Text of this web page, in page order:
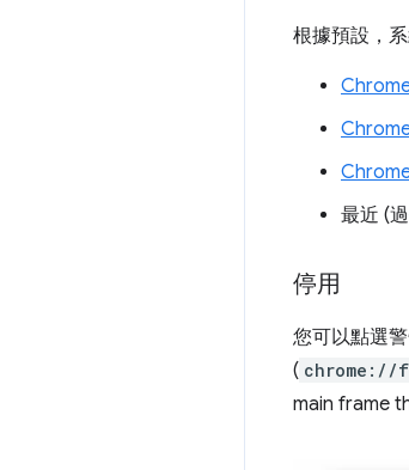
根據預設，
最近 (
停用
您可以點選
( chrome://
main frame